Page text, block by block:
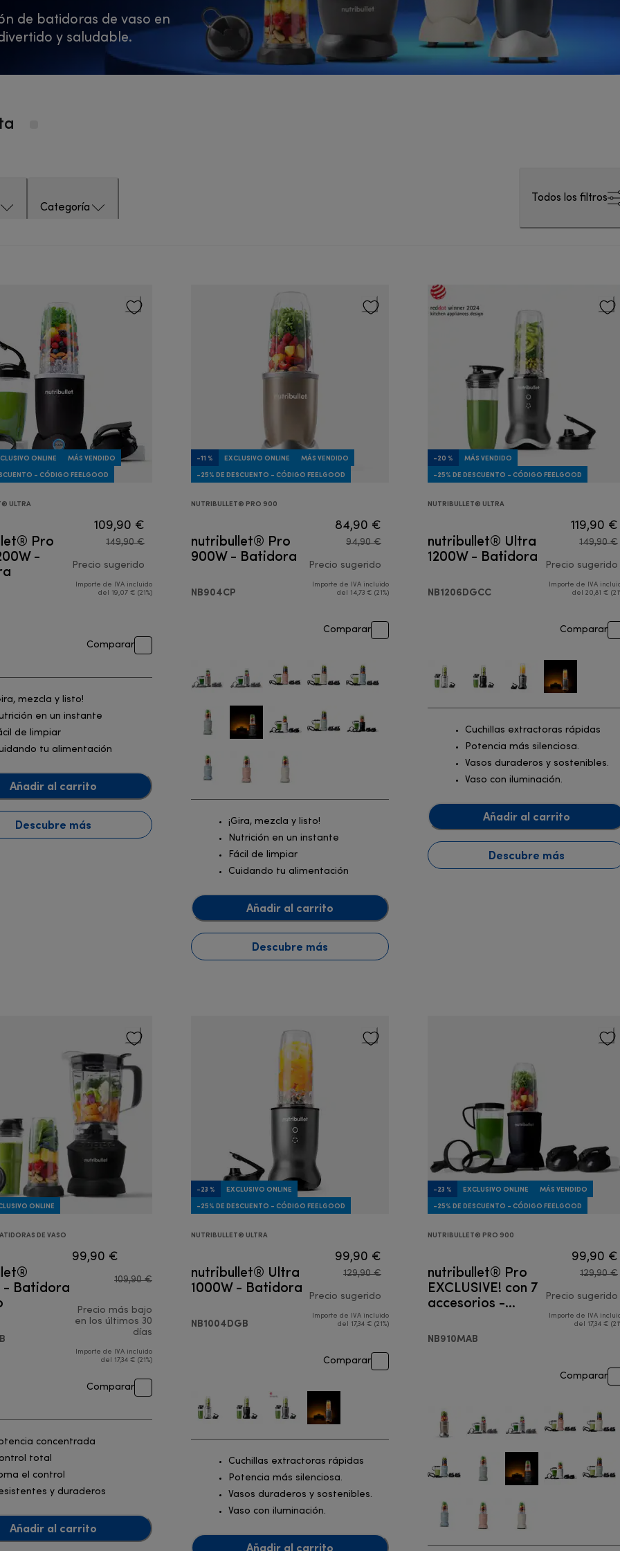
de batidoras de vaso en
y saludable.
Categoría
Todos los filtros
ONLINE
MÁS VENDIDO
- CÓDIGO FEELGOOD
ULTRA
Pro
-
109,90 €
149,90 €
Precio sugerido
precio original 149,90 €
Importe de IVA incluido
del 19,07 € (21%)
Comparar
mezcla y listo!
en un instante
de limpiar
tu alimentación
Añadir al carrito
Descubre más
-11 % EXCLUSIVO ONLINE
MÁS VENDIDO
-25% DE DESCUENTO - CÓDIGO FEELGOOD
NUTRIBULLET® PRO 900
nutribullet® Pro
900W - Batidora
NB904CP
84,90 €
94,90 €
Precio sugerido
precio original 94,90 €
Importe de IVA incluido
del 14,73 € (21%)
Comparar
¡Gira, mezcla y listo!
Nutrición en un instante
Fácil de limpiar
Cuidando tu alimentación
Añadir al carrito
Descubre más
-20 %
MÁS VENDIDO
-25% DE DESCUENTO - CÓDIGO FEELGOOD
NUTRIBULLET® ULTRA
nutribullet® Ultra
1200W - Batidora
NB1206DGCC
119,90 €
149,90 €
Precio sugerido
Importe de IVA
del 20,81 €
Comparar
Cuchillas extractoras rápidas
Potencia más silenciosa.
Vasos duraderos y sostenibles.
Vaso con iluminación.
Añadir al carrito
Descubre más
ONLINE
DE VASO
- Batidora
99,90 €
109,90 €
Precio más bajo
en los últimos 30
días
Importe de IVA incluido
del 17,34 € (21%)
Comparar
concentrada
total
el control
y duraderos
Añadir al carrito
-23 %
EXCLUSIVO ONLINE
-25% DE DESCUENTO - CÓDIGO FEELGOOD
NUTRIBULLET® ULTRA
nutribullet® Ultra
1000W - Batidora
NB1004DGB
99,90 €
129,90 €
Precio sugerido
precio original 129,90 €
Importe de IVA incluido
del 17,34 € (21%)
Comparar
Cuchillas extractoras rápidas
Potencia más silenciosa.
Vasos duraderos y sostenibles.
Vaso con iluminación.
Añadir al carrito
-23 % EXCLUSIVO ONLINE
MÁS VENDIDO
-25% DE DESCUENTO - CÓDIGO FEELGOOD
NUTRIBULLET® PRO 900
nutribullet® Pro
EXCLUSIVE! con 7
accesorios -
NB910MAB
99,90 €
129,90 €
Precio sugerido
Importe de IVA
del 17,34 €
Comparar